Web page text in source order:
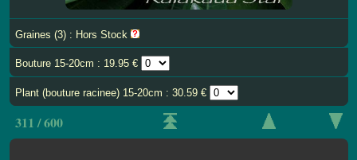
Graines (3) : Hors Stock
Bouture 15-20cm : 19.95 €
Plant (bouture racinee) 15-20cm : 30.59 €
311 / 600